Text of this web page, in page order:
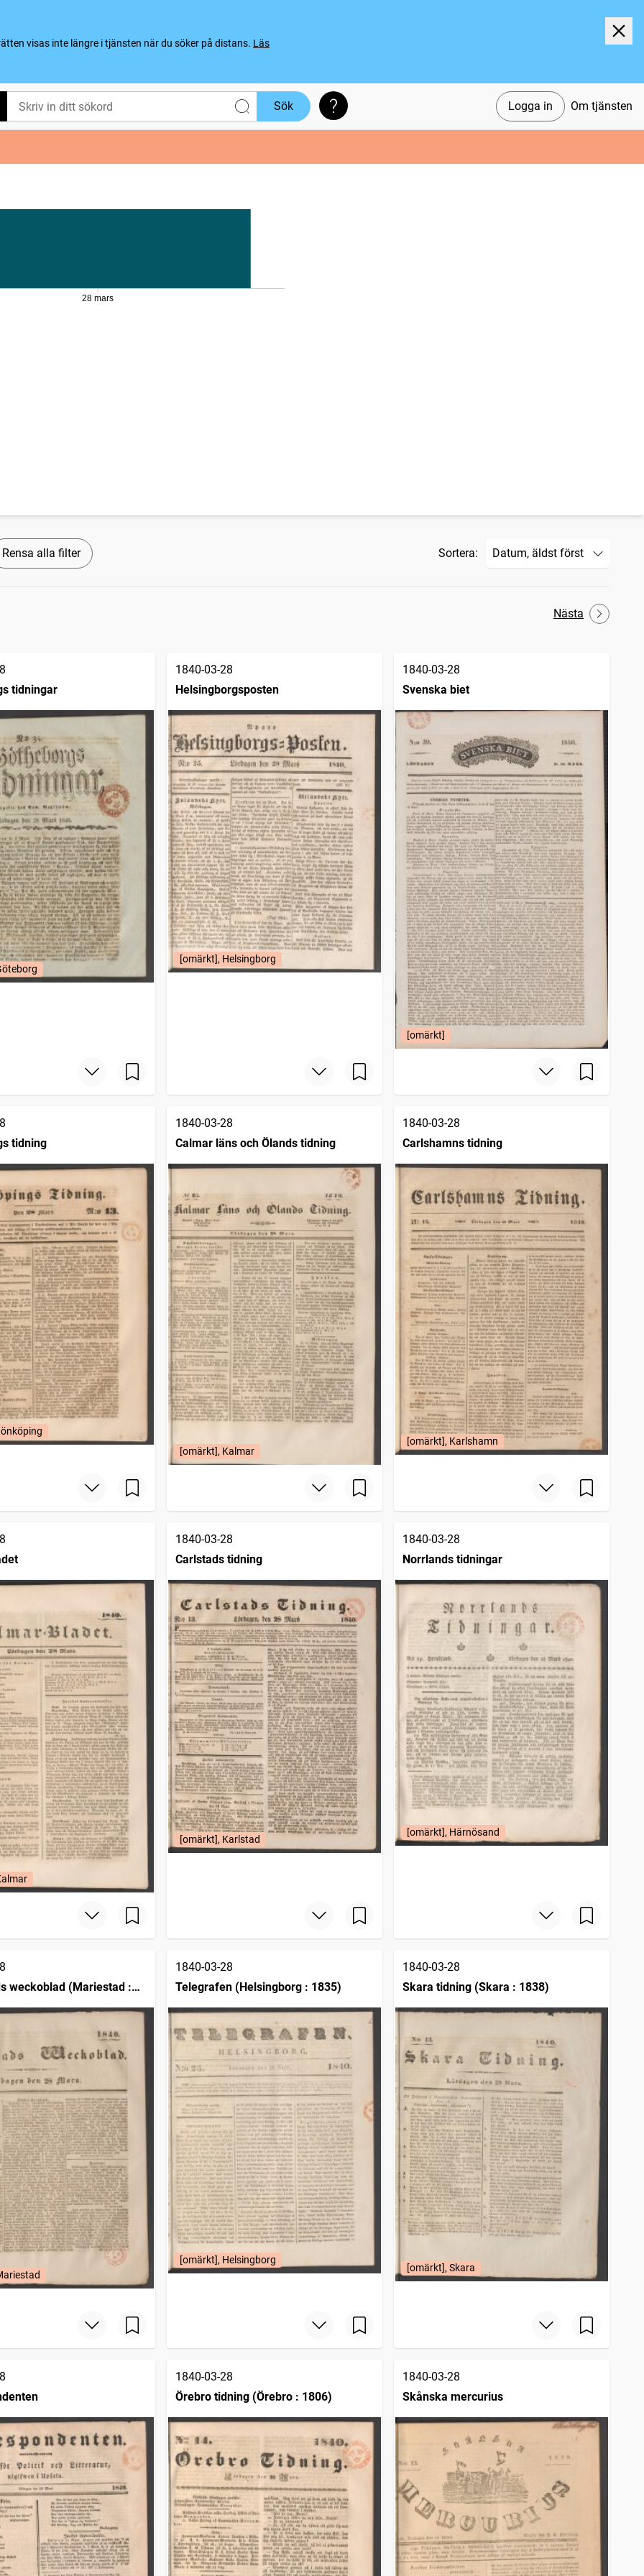
visas inte längre i tjänsten när du söker på distans. Läs
Logga in Om tjänsten
Sök Söktips
28 mars
Rensa alla filter Sortera:
Nästa
tidningar
1840-03-28
Helsingborgsposten
[omärkt], Helsingborg
1840-03-28
Svenska biet
[omärkt]
tidning
1840-03-28
Calmar läns och Ölands tidning
[omärkt], Kalmar
1840-03-28
Carlshamns tidning
[omärkt], Karlshamn
1840-03-28
Carlstads tidning
[omärkt], Karlstad
1840-03-28
Norrlands tidningar
[omärkt], Härnösand
weckoblad (Mariestad :
1840-03-28
Telegrafen (Helsingborg : 1835)
[omärkt], Helsingborg
1840-03-28
Skara tidning (Skara : 1838)
[omärkt], Skara
1840-03-28
Örebro tidning (Örebro : 1806)
1840-03-28
Skånska mercurius